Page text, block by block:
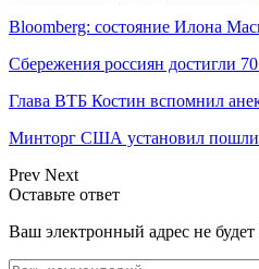
Bloomberg: состояние Илона
Сбережения россиян достигли
Глава ВТБ Костин вспомнил
Минторг США установил
Prev Next
Оставьте ответ
Ваш электронный адрес не